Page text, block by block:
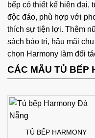
bếp có thiết kế hiện
độc đáo, phù hợp với
thích sự tiện lợi. Thêm
sách bảo trì, hậu mãi
chọn Harmony làm đối
CÁC MẪU TỦ BẾP
TỦ BẾP HARMONY